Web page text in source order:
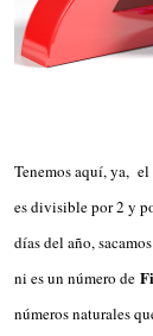
Tenemos aquí, ya,
es divisible por 2 y
días del año,
ni es un número de
números naturales